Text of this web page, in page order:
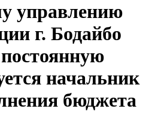
управлению
г. Бодайбо
начальник
бюджета